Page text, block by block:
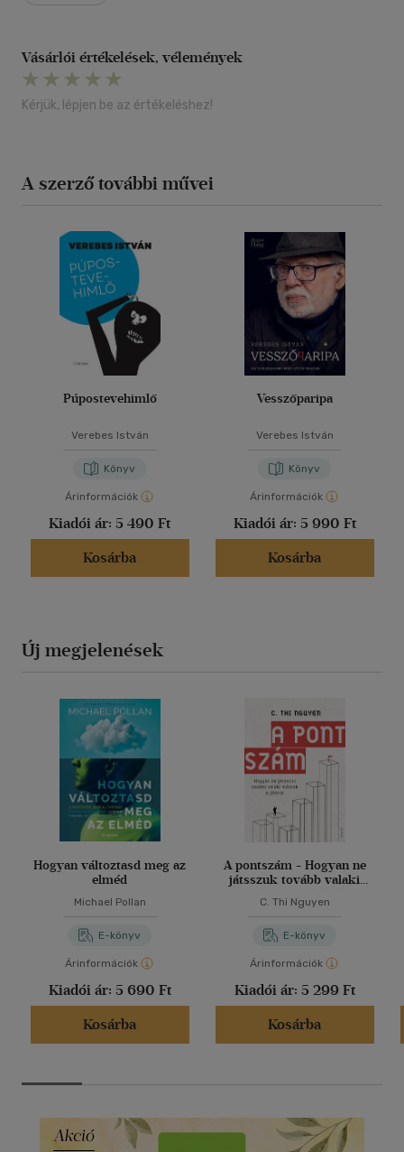
Vásárlói értékelések, vélemények
Kérjük, lépjen be az értékeléshez!
A szerző további művei
Púpostevehimlő
Verebes István
Könyv
Árinformációk
Kiadói ár: 5 490 Ft
Kosárba
Vesszőparipa
Verebes István
Könyv
Árinformációk
Kiadói ár: 5 990 Ft
Kosárba
Új megjelenések
Hogyan változtasd meg az
elméd
Michael Pollan
E-könyv
Árinformációk
Kiadói ár: 5 690 Ft
Kosárba
A pontszám - Hogyan ne
játsszuk tovább valaki
C. Thi Nguyen
E-könyv
Árinformációk
Kiadói ár: 5 299 Ft
Kosárba